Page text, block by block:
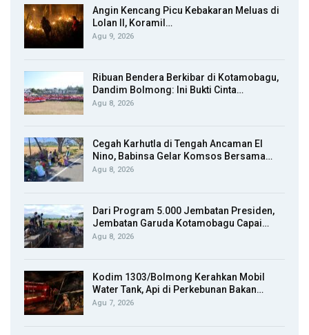
Angin Kencang Picu Kebakaran Meluas di
Lolan II, Koramil…
Agu 9, 2026
Ribuan Bendera Berkibar di Kotamobagu,
Dandim Bolmong: Ini Bukti Cinta…
Agu 8, 2026
Cegah Karhutla di Tengah Ancaman El
Nino, Babinsa Gelar Komsos Bersama…
Agu 8, 2026
Dari Program 5.000 Jembatan Presiden,
Jembatan Garuda Kotamobagu Capai…
Agu 8, 2026
Kodim 1303/Bolmong Kerahkan Mobil
Water Tank, Api di Perkebunan Bakan…
Agu 7, 2026